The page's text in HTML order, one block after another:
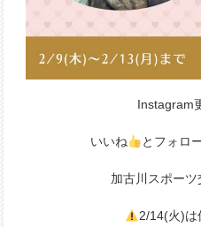
Instagram
いいね とフォロ
加古川スポー
2/14(火)は